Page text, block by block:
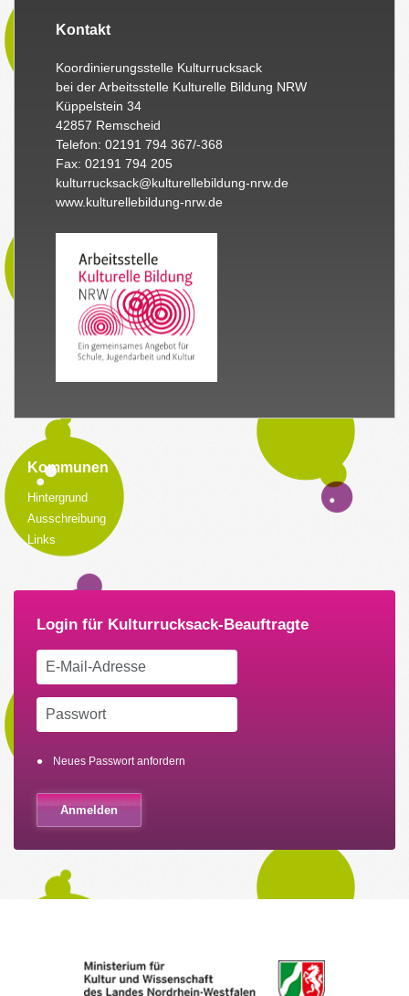
Kontakt
Koordinierungsstelle Kulturrucksack
bei der Arbeitsstelle Kulturelle Bildung NRW
Küppelstein 34
42857 Remscheid
Telefon: 02191 794 367/-368
Fax: 02191 794 205
kulturrucksack@kulturellebildung-nrw.de
www.kulturellebildung-nrw.de
Kommunen
Hintergrund
Ausschreibung
Links
Neues Passwort anfordern